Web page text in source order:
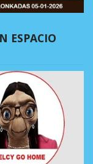
ESPACIO